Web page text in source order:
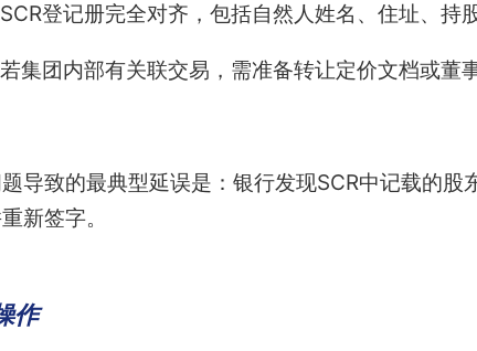
SCR登记册完全对齐，包括自然人姓名、住址、持
集团内部有关联交易，需准备转让定价文档或董
导致的最典型延误是：银行发现SCR中记载的股
新签字。
作